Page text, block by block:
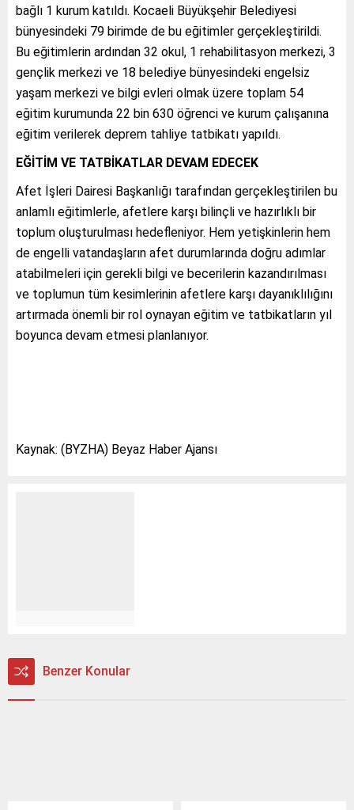
bağlı 1 kurum katıldı. Kocaeli Büyükşehir Belediyesi
bünyesindeki 79 birimde de bu eğitimler gerçekleştirildi.
Bu eğitimlerin ardından 32 okul, 1 rehabilitasyon merkezi, 3
gençlik merkezi ve 18 belediye bünyesindeki engelsiz
yaşam merkezi ve bilgi evleri olmak üzere toplam 54
eğitim kurumunda 22 bin 630 öğrenci ve kurum çalışanına
eğitim verilerek deprem tahliye tatbikatı yapıldı.
EĞİTİM VE TATBİKATLAR DEVAM EDECEK
Afet İşleri Dairesi Başkanlığı tarafından gerçekleştirilen bu
anlamlı eğitimlerle, afetlere karşı bilinçli ve hazırlıklı bir
toplum oluşturulması hedefleniyor. Hem yetişkinlerin hem
de engelli vatandaşların afet durumlarında doğru adımlar
atabilmeleri için gerekli bilgi ve becerilerin kazandırılması
ve toplumun tüm kesimlerinin afetlere karşı dayanıklılığını
artırmada önemli bir rol oynayan eğitim ve tatbikatların yıl
boyunca devam etmesi planlanıyor.
Kaynak: (BYZHA) Beyaz Haber Ajansı
Benzer Konular